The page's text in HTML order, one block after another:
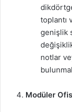
toplantı
genişlik
notlar
Modüler